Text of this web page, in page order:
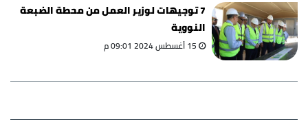
7 توجيهات لوزير العمل من محطة الضبعة
النووية
15 أغسطس 2024 09:01 م